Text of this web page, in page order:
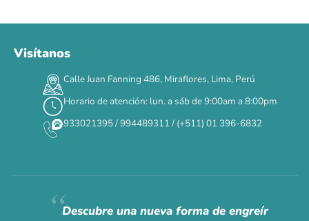
DÍAS HORAS MIN SEG
✕
Siempre fuimosraros.
Visítanos
Calle Juan Fanning 486, Miraflores, Lima, Perú
Horario de atención: lun. a sáb de 9:00am a 8:00pm
933021395 / 994489311 / (+511) 01 396-6832
Descubre una nueva forma de engreír